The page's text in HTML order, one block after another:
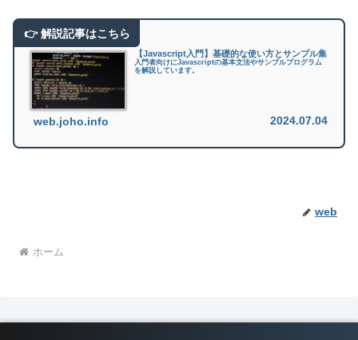
【Javascript入門】基礎的な使い方とサンプル集
入門者向けにJavascriptの基本文法やサンプルプログラム
を解説しています。
web.joho.info 2024.07.04
web
ホーム